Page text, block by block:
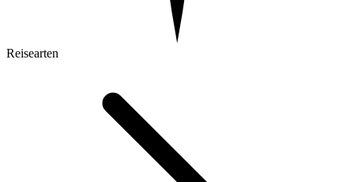
Reisearten